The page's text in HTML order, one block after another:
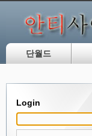
단월드
Login